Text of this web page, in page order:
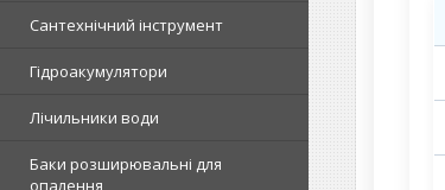
Сантехнічний інструмент
Гідроакумулятори
Лічильники води
Баки розширювальні для
опалення